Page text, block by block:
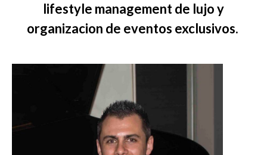
lifestyle management de lujo y
organizacion de eventos exclusivos.